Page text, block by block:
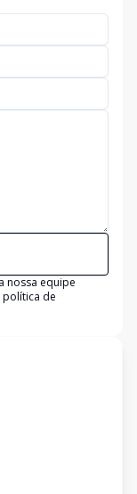
nossa equipe
política de